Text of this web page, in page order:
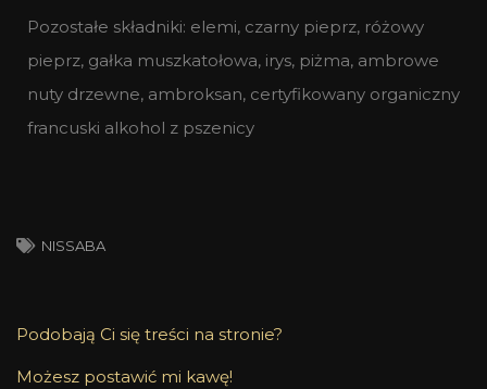
Pozostałe składniki: elemi, czarny pieprz, różowy
pieprz, gałka muszkatołowa, irys, piżma, ambrowe
nuty drzewne, ambroksan, certyfikowany organiczny
francuski alkohol z pszenicy
NISSABA
Podobają Ci się treści na stronie?
Możesz postawić mi kawę!